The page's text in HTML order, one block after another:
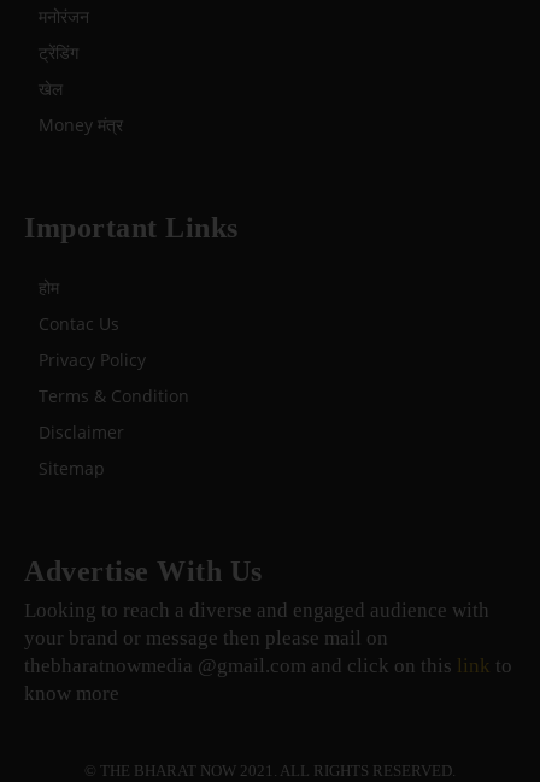
मनोरंजन
ट्रेंडिंग
खेल
Money मंत्र
Important Links
होम
Contac Us
Privacy Policy
Terms & Condition
Disclaimer
Sitemap
Advertise With Us
Looking to reach a diverse and engaged audience with
your brand or message then please mail on
thebharatnowmedia @gmail.com and click on this link to
know more
© THE BHARAT NOW 2021. ALL RIGHTS RESERVED.